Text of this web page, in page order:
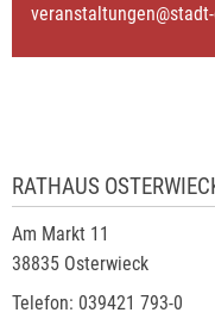
RATHAUS
Am Markt 11
38835 Osterwieck
Telefon: 039421 793-0